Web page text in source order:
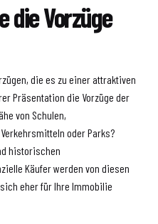
die Vorzüge
die es zu einer attraktiven
Präsentation die Vorzüge der
von Schulen,
oder Parks?
historischen
Käufer werden von diesen
eher für Ihre Immobilie